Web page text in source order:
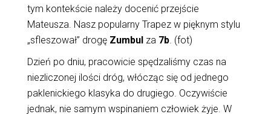
tym kontekście należy docenić przejście
Mateusza. Nasz popularny Trapez w pięknym stylu
„sfleszował” drogę Zumbul za 7b. (fot)
Dzień po dniu, pracowicie spędzaliśmy czas na
niezliczonej ilości dróg, włócząc się od jednego
paklenickiego klasyka do drugiego. Oczywiście
jednak, nie samym wspinaniem człowiek żyje. W